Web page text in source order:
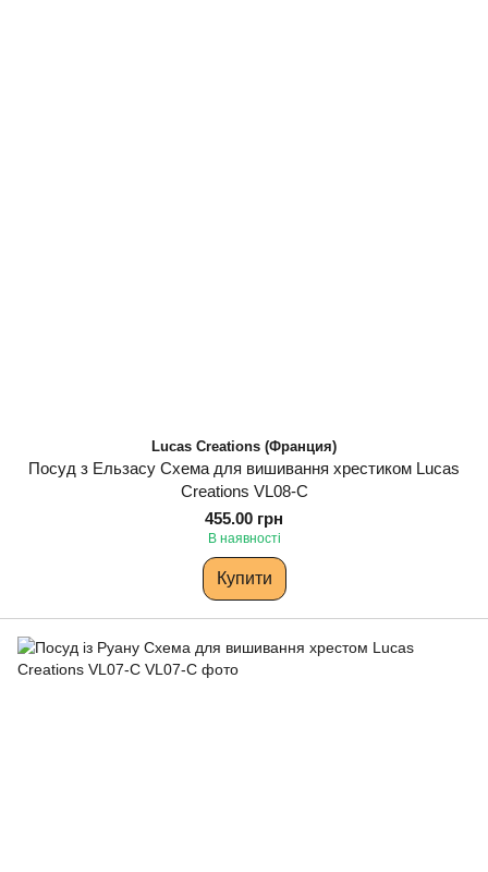
Lucas Creations (Франция)
Посуд з Ельзасу Схема для вишивання хрестиком Lucas
Creations VL08-C
455.00 грн
В наявності
Купити